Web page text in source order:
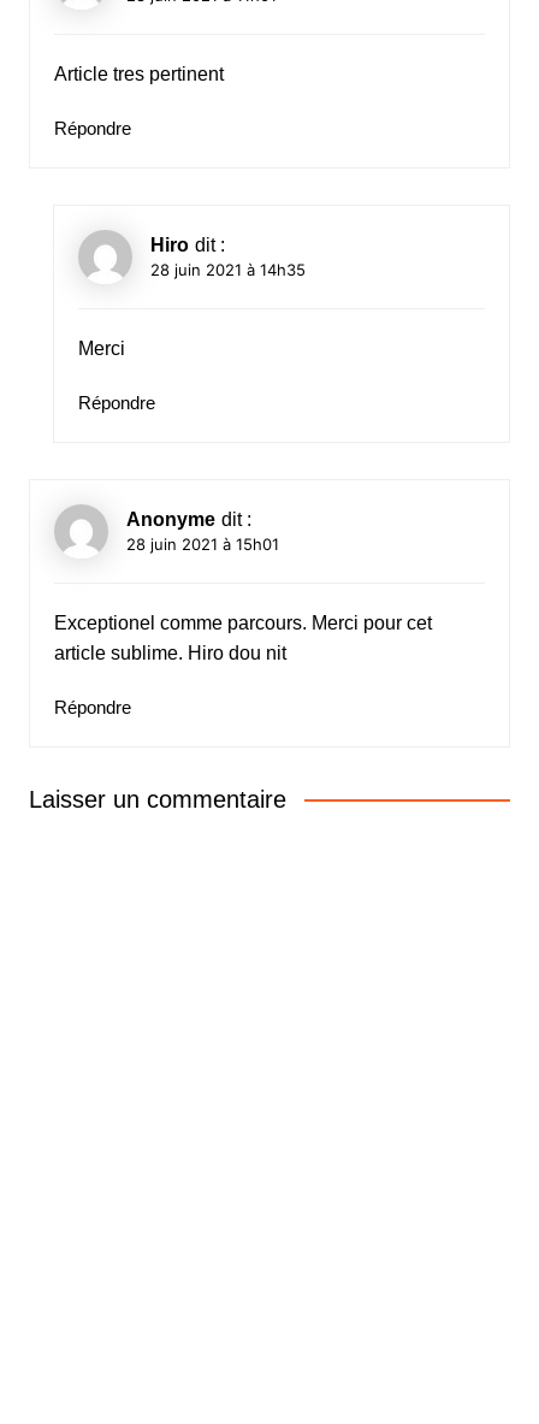
Article tres pertinent
Répondre
Hiro dit :
28 juin 2021 à 14h35
Merci
Répondre
Anonyme dit :
28 juin 2021 à 15h01
Exceptionel comme parcours. Merci pour cet
article sublime. Hiro dou nit
Répondre
Laisser un commentaire